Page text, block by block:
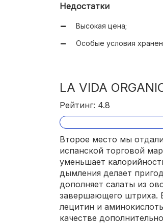
Недостатки
Высокая цена;
Особые условия
LA VIDA
Рейтинг: 4.8
Второе место мы
испанской торговой
уменьшает
дымления делает
дополняет салаты из
завершающего штриха.
лецитин и
качестве